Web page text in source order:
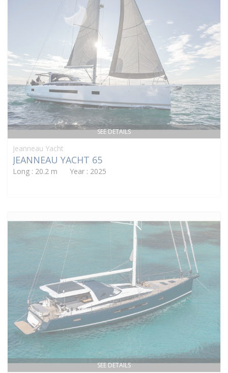
SEE DETAILS
Jeanneau Yacht
JEANNEAU YACHT 65
Long : 20.2 m Year : 2025
SEE DETAILS